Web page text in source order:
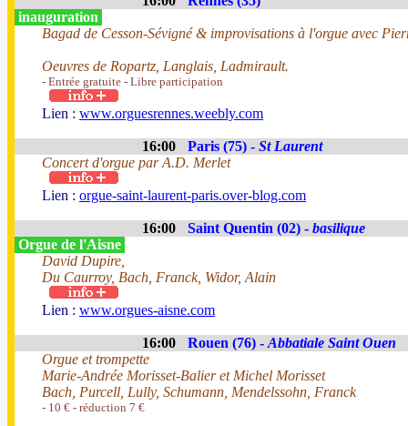
inauguration
Bagad de Cesson-Sévigné & improvisations à l'orgue avec
Oeuvres de Ropartz, Langlais, Ladmirault.
- Entrée gratuite - Libre participation
Lien : www.orguesrennes.weebly.com
16:00 Paris (75) - St Laurent
Concert d'orgue par A.D. Merlet
Lien : orgue-saint-laurent-paris.over-blog.com
16:00 Saint Quentin (02) - basilique
Orgue de l'Aisne
David Dupire,
Du Caurroy, Bach, Franck, Widor, Alain
Lien : www.orgues-aisne.com
16:00 Rouen (76) - Abbatiale Saint Ouen
Orgue et trompette
Marie-Andrée Morisset-Balier et Michel Morisset
Bach, Purcell, Lully, Schumann, Mendelssohn, Franck
- 10 € - réduction 7 €